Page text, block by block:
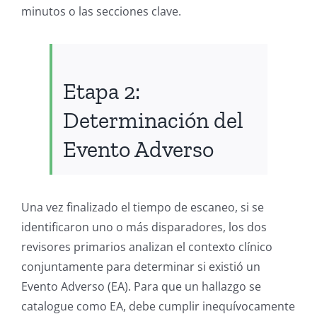
minutos o las secciones clave.
Etapa 2:
Determinación del
Evento Adverso
Una vez finalizado el tiempo de escaneo, si se
identificaron uno o más disparadores, los dos
revisores primarios analizan el contexto clínico
conjuntamente para determinar si existió un
Evento Adverso (EA). Para que un hallazgo se
catalogue como EA, debe cumplir inequívocamente